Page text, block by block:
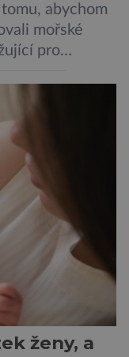
abychom
mořské
pro
každý
kompletní
Colin
ženy, a